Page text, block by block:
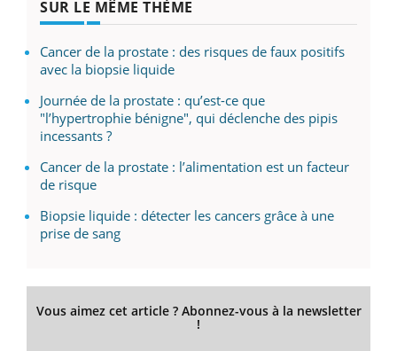
SUR LE MÊME THÈME
Cancer de la prostate : des risques de faux positifs
avec la biopsie liquide
Journée de la prostate : qu’est-ce que
"l’hypertrophie bénigne", qui déclenche des pipis
incessants ?
Cancer de la prostate : l’alimentation est un facteur
de risque
Biopsie liquide : détecter les cancers grâce à une
prise de sang
Vous aimez cet article ? Abonnez-vous à la newsletter
!